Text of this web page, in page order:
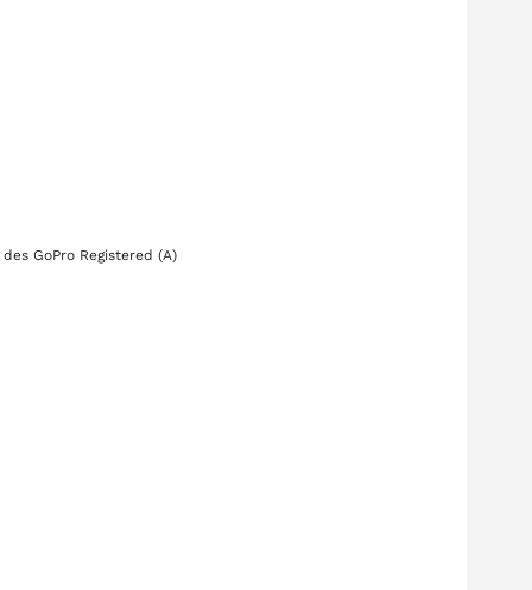
des GoPro Registered (A)